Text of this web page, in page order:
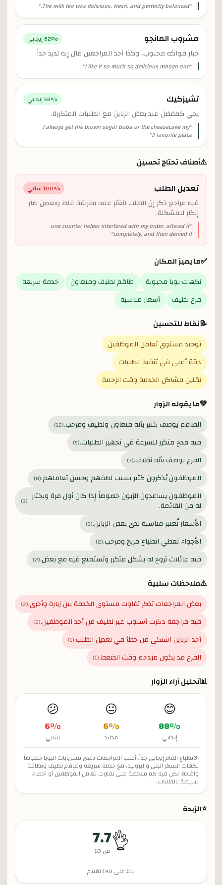
"
The milk tea was delicious, fresh, and perfectly balanced.
"
مشروب المانجو 62% إيجابي
خيار فواكه محبوب، وكذا أحد المراجعين قال إنه لذيذ جداً.
"
I like it so much so delicious mango one
"
تشيزكيك 58% إيجابي
يجي كمفضل عند بعض الزباين مع الطلبات المتكررة.
"
I always get the brown sugar boba or the cheesecake my
favorite place !!
"
⚠️أصناف تحتاج تحسين
تعديل الطلب 100% سلبي
فيه مراجع ذكر إن الطلب انغيّر عليه بطريقة غلط وبعدين صار
إنكار للمشكلة.
"
one counter helper interfered with my order, altered it
completely, and then denied it
"
✅ما يميز المكان
نكهات بوبا محبوبة طاقم لطيف ومتعاون
خدمة سريعة
فرع نظيف
أسعار مناسبة
📝نقاط للتحسين
توحيد مستوى تعامل الموظفين
دقة أعلى في تنفيذ الطلبات
تقليل مشاكل الخدمة وقت الزحمة
💚ما يقوله الزوار
الطاقم يوصف كثير بأنه متعاون ولطيف ومرحب.(
12
)
فيه مدح متكرر للسرعة في تجهيز الطلبات.(
5
)
الفرع يوصف بأنه نظيف.(
3
)
الموظفون يُذكرون كثير بسبب لطفهم وحسن تعاملهم.(
8
)
الموظفون يساعدون الزبون خصوصاً إذا كان أول مرة ويختار
له من القائمة. (
3
)
الأسعار تُعتبر مناسبة لدى بعض الزباين.(
3
)
الأجواء تعطي انطباع مريح ومرحب.(
2
)
فيه عائلات تروح له بشكل متكرر وتستمتع فيه مع بعض.(
2
)
⚠️ملاحظات سلبية
بعض المراجعات تذكر تفاوت مستوى الخدمة بين زيارة وأخرى.(
2
)
فيه مراجعة ذكرت أسلوب غير لطيف من أحد الموظفين.(
2
)
أحد الزباين اشتكى من خطأ في تعديل الطلب.(
1
)
الفرع قد يكون مزدحم وقت الضغط.(
1
)
📊تحليل آراء الزوار
😊
88%
إيجابي
😐
6%
محايد
😕
6%
سلبي
الانطباع العام إيجابي جداً. أغلب المراجعات تمدح مشروبات البوبا خصوصاً
نكهات السكر البني والبروليه، مع خدمة سريعة وطاقم لطيف ونظافة
واضحة. لكن فيه كم ملاحظة على تفاوت تعامل الموظفين أو أخطاء
بسيطة بالطلبات.
⭐الزبدة
👌
7.7
من 10
بناءً على 190تقييم